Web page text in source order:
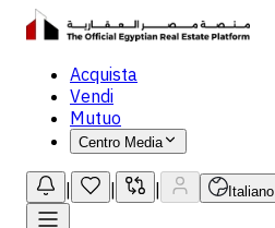
Acquista
Vendi
Mutuo
Centro Media
Italiano